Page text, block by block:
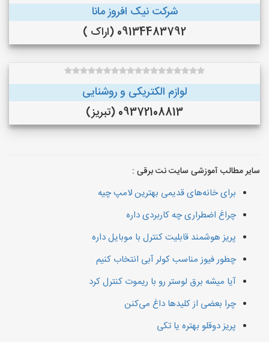
شرکت نیک افروز مانا
09134483792 (اراک )
لوازم الکتریکی و روشنایی
09372108813 (تبریز)
سایر مطالب آموزشی سایت نت برقی :
برای خانه‌های قدیمی بهترین لامپ چیه
چراغ اضطراری چه کاربردی داره
پریز هوشمند قابلیت کنترل با موبایل داره
چطور فیوز مناسب کولر آبی انتخاب کنیم
آیا میشه برق لوستر رو با ریموت کنترل کرد
چرا بعضی از کلیدها داغ می‌کنن
پریز دوقلو بهتره یا تکی